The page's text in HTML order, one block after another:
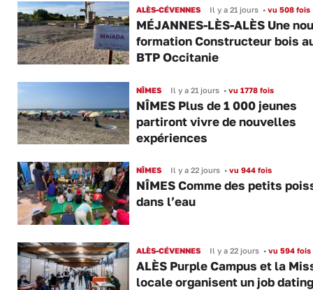
ALÈS-CÉVENNES Il y a 21 jours •vu 508 fois
MÉJANNES-LÈS-ALÈS Une
formation Constructeur bois
BTP Occitanie
NÎMES Il y a 21 jours •vu 1778 fois
NÎMES Plus de 1 000 jeunes
partiront vivre de nouvelles
expériences
NÎMES Il y a 22 jours •vu 944 fois
NÎMES Comme des petits
dans l’eau
ALÈS-CÉVENNES Il y a 22 jours •vu 594 fois
ALÈS Purple Campus et la
locale organisent un job